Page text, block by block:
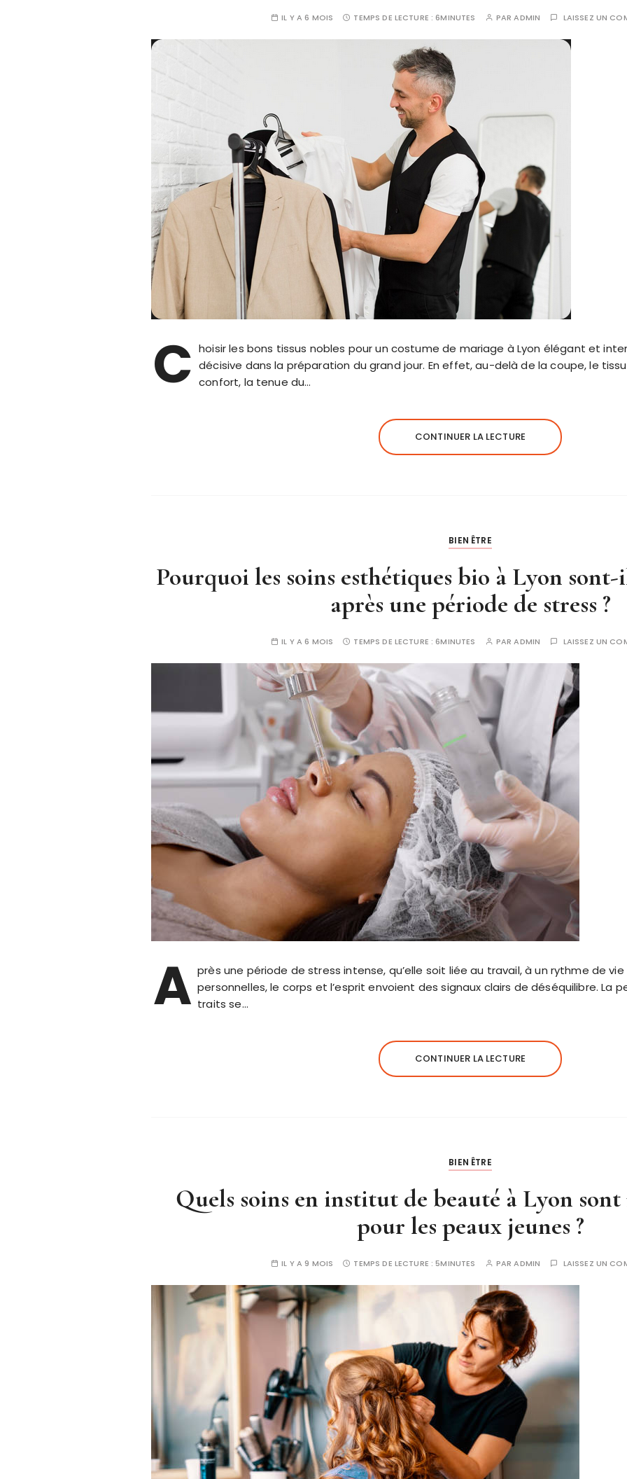
IL Y A 6 MOIS TEMPS DE LECTURE :6MINUTES PARADMIN LAISSEZ UN
C hoisir les bons tissus nobles pour un costume de mariage à Lyon élégant et
décisive dans la préparation du grand jour. En effet, au-delà de la coupe, le
confort, la tenue du…
CONTINUER LA LECTURE
BIEN ÊTRE
Pourquoi les soins esthétiques bio à Lyon
après une période de stress ?
IL Y A 6 MOIS TEMPS DE LECTURE :6MINUTES PARADMIN LAISSEZ UN
A près une période de stress intense, qu’elle soit liée au travail, à un rythme de
personnelles, le corps et l’esprit envoient des signaux clairs de déséquilibre. La
traits se…
CONTINUER LA LECTURE
BIEN ÊTRE
Quels soins en institut de beauté à Lyon sont
pour les peaux jeunes ?
IL Y A 9 MOIS TEMPS DE LECTURE :5MINUTES PARADMIN LAISSEZ UN